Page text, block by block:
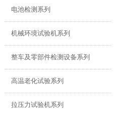
电池检测系列
机械环境试验机系列
整车及零部件检测设备系列
高温老化试验系列
拉压力试验机系列